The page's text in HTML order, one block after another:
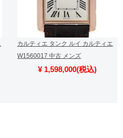
カルティエ タンク ルイ カルティエ
W1560017 中古 メンズ
¥ 1,598,000(税込)